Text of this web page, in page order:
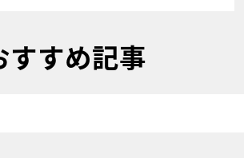
すすめ記事